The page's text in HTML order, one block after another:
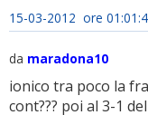
15-03-2012 ore
da maradona10
ionico tra poco la
cont??? poi al 3-1